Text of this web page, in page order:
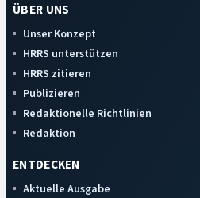
ÜBER UNS
Unser Konzept
HRRS unterstützen
HRRS zitieren
Publizieren
Redaktionelle Richtlinien
Redaktion
ENTDECKEN
Aktuelle Ausgabe